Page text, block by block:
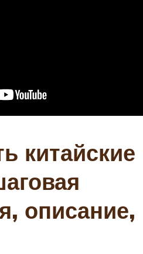
китайские
описание,